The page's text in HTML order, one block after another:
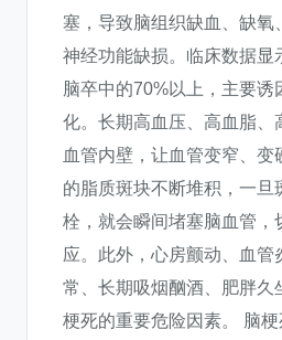
塞，导致脑组织缺血、缺氧
神经功能缺损。临床数据显
脑卒中的70%以上，主要诱
化。长期高血压、高血脂、
血管内壁，让血管变窄、变
的脂质斑块不断堆积，一旦
栓，就会瞬间堵塞脑血管，
应。此外，心房颤动、血管
常、长期吸烟酗酒、肥胖久
梗死的重要危险因素。 脑